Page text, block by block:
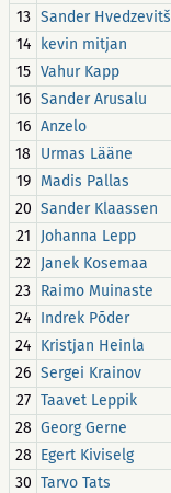
13 Sander Hvedzevitš
14
kevin mitjan
15 Vahur Kapp
16 Sander Arusalu
16 Anzelo
18
Urmas Lääne
19
Madis Pallas
20 Sander Klaassen
21
Johanna Lepp
22 Janek Kosemaa
23 Raimo Muinaste
24 Indrek Põder
24 Kristjan Heinla
26 Sergei Krainov
27 Taavet Leppik
28 Georg Gerne
28 Egert Kiviselg
30 Tarvo Tats